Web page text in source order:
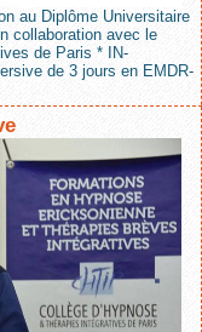
au Diplôme Universitaire
collaboration avec le
de Paris * IN-
de 3 jours en EMDR-